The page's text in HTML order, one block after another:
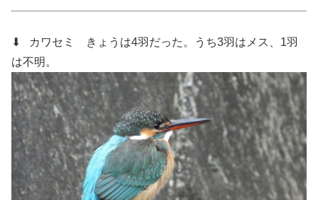
⬇ カワセミ
きょうは4羽だった。うち3羽はメス、1羽
は不明。